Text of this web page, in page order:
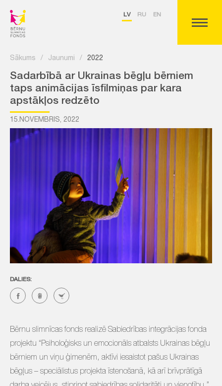
LV RU EN
Sākums / Jaunumi / 2022
Sadarbībā ar Ukrainas bēgļu bērniem
taps animācijas īsfilmiņas par kara
apstākļos redzēto
15.NOVEMBRIS, 2022
DALIES:
Bērnu slimnīcas fonds realizē Sabiedrības integrācijas fonda
projektu “Psiholoģisks un emocionāls atbalsts Ukrainas bēgļu
bērniem un viņu ģimenēm, aktīvi iesaistot pašus Ukrainas
bēgļus – speciālistus projekta īstenošanā, kā arī brīvprātīgā